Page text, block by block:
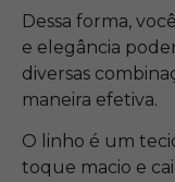
Dessa forma,
e elegância
diversas
maneira efetiva.
O linho é um
toque macio e